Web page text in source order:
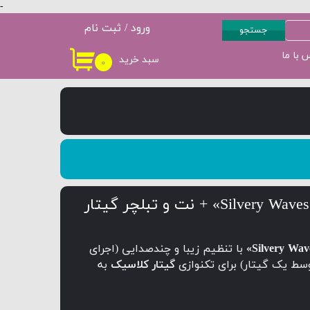
-
۰ سبد خرید با ما
ورود / ثبت نام
حساب کاربری من
تغییر گذر واژه
کاربری
جستجو
با تنظیم زیبا و چندصدایی (اجرای
یک گیتار) برای تکنوازی گیتار کلاسیک به